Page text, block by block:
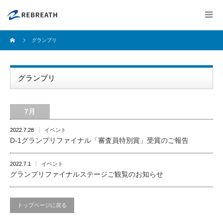
グランプリ
グランプリ
7月
2022.7.28 イベント
D-1グランプリファイナル「審査員特別賞」受賞のご報告
2022.7.1 イベント
グランプリファイナルステージご観覧のお知らせ
トップページに戻る